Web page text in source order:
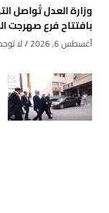
وزارة العدل تُواصل
بافتتاح فرع صهرجت
أغسطس 6, 2026 لا